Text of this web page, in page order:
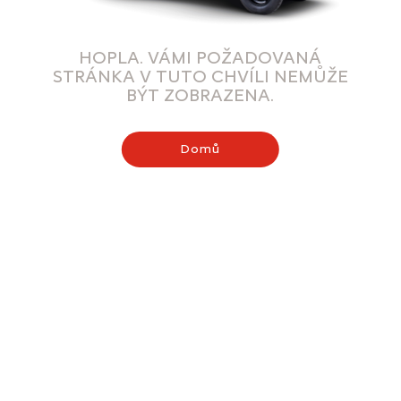
HOPLA. VÁMI POŽADOVANÁ
STRÁNKA V TUTO CHVÍLI NEMŮŽE
BÝT ZOBRAZENA.
Domů